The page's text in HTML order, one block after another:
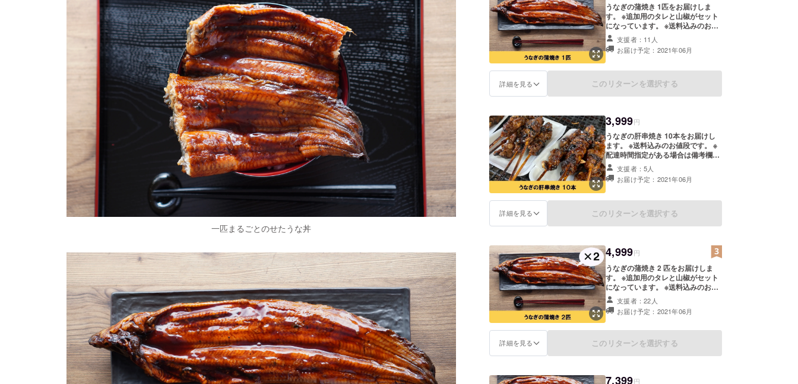
一匹まるごとのせたうな丼
うなぎの蒲焼き 1匹をお届けしま
す。 ※追加用のタレと山椒がセット
になっています。 ※送料込みのお値
段です。 ※配達時間指定がある場合
は備考欄にお書きください。 （午前
中/14-16時/16-18時/18-20時/19-21
支援者：11人
お届け予定：2021年06月
詳細を見る このリターンを選択する
3,999円
うなぎの肝串焼き 10本をお届けし
ます。 ※送料込みのお値段です。 ※
配達時間指定がある場合は備考欄に
お書きください。 （午前中/14-16
時/16-18時/18-20時/19-21時から選
択）
支援者：5人
お届け予定：2021年06月
詳細を見る このリターンを選択する
4,999円
うなぎの蒲焼き 2 匹をお届けしま
す。 ※追加用のタレと山椒がセット
になっています。 ※送料込みのお値
段です。 ※配達時間指定がある場合
は備考欄にお書きください。 （午前
中/14-16時/16-18時/18-20時/19-21
支援者：22人
お届け予定：2021年06月
詳細を見る このリターンを選択する
7,399円